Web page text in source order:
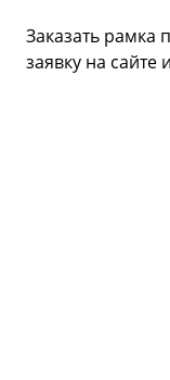
Заказать рамка
заявку на сайте